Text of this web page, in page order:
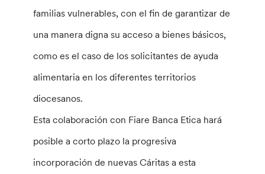
familias vulnerables, con el fin de garantizar de
una manera digna su acceso a bienes básicos,
como es el caso de los solicitantes de ayuda
alimentaria en los diferentes territorios
diocesanos.
Esta colaboración con Fiare Banca Etica hará
posible a corto plazo la progresiva
incorporación de nuevas Cáritas a esta